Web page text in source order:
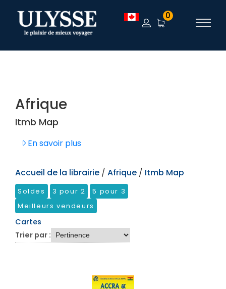
TEST 0
Afrique
Itmb Map
En savoir plus
Accueil de la librairie / Afrique / Itmb Map
Soldes 3 pour 2
5 pour 3
Meilleurs vendeurs
Cartes
Trier par :